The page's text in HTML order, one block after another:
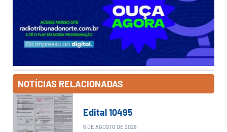
NOTÍCIAS RELACIONADAS
Edital 10495
6 DE AGOSTO DE 2026